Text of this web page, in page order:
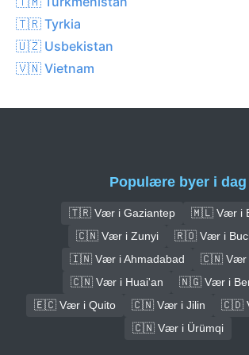
🇹🇷 Tyrkia
🇺🇿 Usbekistan
🇻🇳 Vietnam
Populære byer i dag
🇹🇷 Vær i Gaziantep
🇲🇱 Vær i
🇨🇳 Vær i Zunyi
🇷🇴 Vær i
🇮🇳 Vær i Ahmadabad
🇨🇳 Vær i
🇨🇳 Vær i Huai'an
🇳🇬 Vær i
🇪🇨 Vær i Quito
🇨🇳 Vær i Jilin
🇨🇩
🇨🇳 Vær i Ürümqi